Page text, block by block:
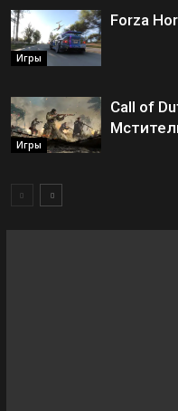
Игры
Forza
Игры
Call of